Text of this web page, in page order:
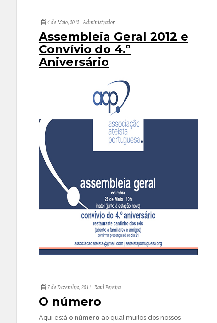
4 de Maio, 2012 Administrador
Assembleia Geral 2012 e
Convívio do 4.º
Aniversário
7 de Dezembro, 2011 Raul Pereira
O número
Aqui está o número ao qual muitos dos nossos